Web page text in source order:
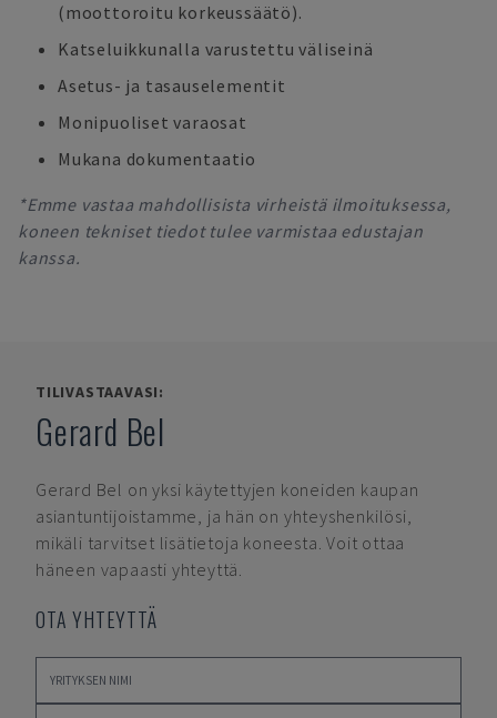
(moottoroitu korkeussäätö).
Katseluikkunalla varustettu väliseinä
Asetus- ja tasauselementit
Monipuoliset varaosat
Mukana dokumentaatio
*Emme vastaa mahdollisista virheistä ilmoituksessa,
koneen tekniset tiedot tulee varmistaa edustajan
kanssa.
TILIVASTAAVASI:
Gerard Bel
Gerard Bel on yksi käytettyjen koneiden kaupan
asiantuntijoistamme, ja hän on yhteyshenkilösi,
mikäli tarvitset lisätietoja koneesta. Voit ottaa
häneen vapaasti yhteyttä.
OTA YHTEYTTÄ